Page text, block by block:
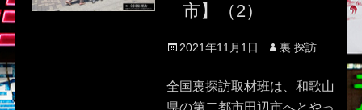
市】（2）
Posted
2021年11月1日 Author
裏 探訪
全国裏探訪取材班は、和歌山
県の第二都市田辺市へとやっ